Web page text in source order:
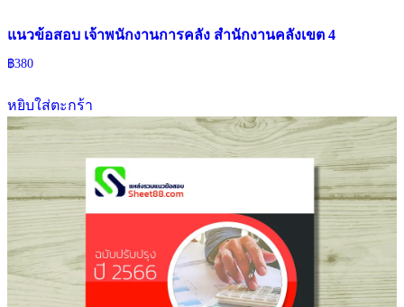
แนวข้อสอบ เจ้าพนักงานการคลัง สํานักงานคลังเขต 4
฿380
หยิบใส่ตะกร้า